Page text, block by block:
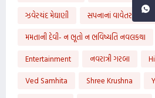
ઝવેરચંદ મેઘાણી
સપનાનાં વાવેતર
મમતાની દેવી- ન ભૂતો ન ભવિષ્યતિ નવલકથા
Entertainment
નવરાત્રી ગરબા
Ved Samhita
Shree Krushna